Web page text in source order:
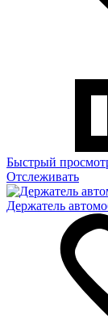
Быстрый
Отслеживать
Держатель